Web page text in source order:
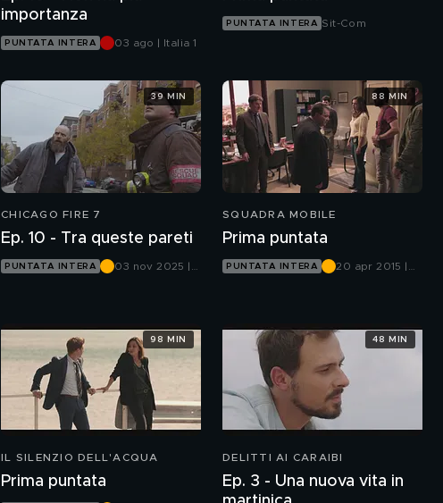
importanza
PUNTATA INTERA 03 ago | Italia 1
PUNTATA INTERA Sit-Com
CHICAGO FIRE 7
Ep. 10 - Tra queste pareti
PUNTATA INTERA
03 nov 2025 |
39 MIN
SQUADRA MOBILE
Prima puntata
PUNTATA INTERA
20 apr 2015 |
88 MIN
IL SILENZIO DELL'ACQUA
Prima puntata
98 MIN
DELITTI AI CARAIBI
Ep. 3 - Una nuova vita in
48 MIN